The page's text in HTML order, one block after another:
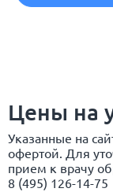
Цены на
Указанные на
офертой. Для
прием к врачу
8 (495) 126-14-75